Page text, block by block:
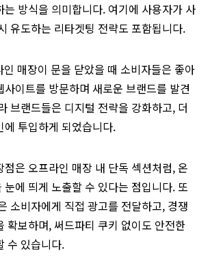
는 방식을 의미합니다. 여기에 사용자가 사
유도하는 리타겟팅 전략도 포함됩니다.
매장이 문을 닫았을 때 소비자들은 좋아
사이트를 방문하며 새로운 브랜드를 발견
브랜드들은 디지털 전략을 강화하고, 더
에 투입하게 되었습니다.
점은 오프라인 매장 내 단독 섹션처럼, 온
눈에 띄게 노출할 수 있다는 점입니다. 또
소비자에게 직접 광고를 전달하고, 경쟁
확보하며, 써드파티 쿠키 없이도 안전한
수 있습니다.